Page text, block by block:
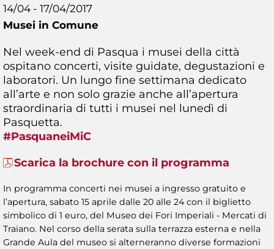
14/04 - 17/04/2017
Musei in Comune
Nel week-end di Pasqua i musei della città
ospitano concerti, visite guidate, degustazioni e
laboratori. Un lungo fine settimana dedicato
all’arte e non solo grazie anche all’apertura
straordinaria di tutti i musei nel lunedì di
Pasquetta.
#PasquaneiMiC
Scarica la brochure con il programma
In programma concerti nei musei a ingresso gratuito e
l’apertura, sabato 15 aprile dalle 20 alle 24 con il biglietto
simbolico di 1 euro, del Museo dei Fori Imperiali - Mercati di
Traiano. Nel corso della serata sulla terrazza esterna e nella
Grande Aula del museo si alterneranno diverse formazioni